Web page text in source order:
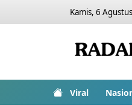
Kamis, 6
Viral